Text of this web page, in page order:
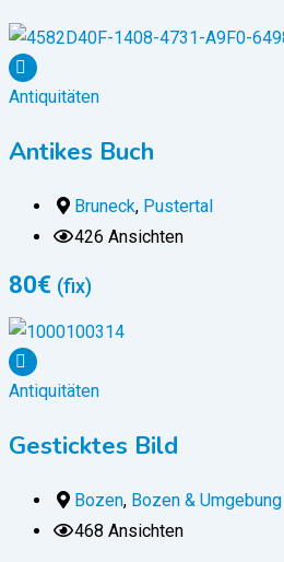
Antiquitäten
Antikes Buch
Bruneck, Pustertal
426 Ansichten
80€ (fix)
Antiquitäten
Gesticktes Bild
Bozen, Bozen & Umgebung
468 Ansichten